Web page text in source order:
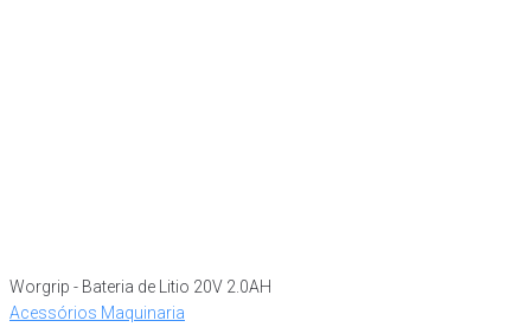
Worgrip - Bateria de Litio 20V 2.0AH
Acessórios Maquinaria